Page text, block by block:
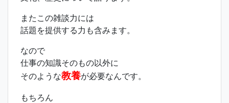
またこの雑談力には
話題を提供する力も含みます。
なので
仕事の知識そのもの以外に
そのような教養が必要なんです。
もちろん